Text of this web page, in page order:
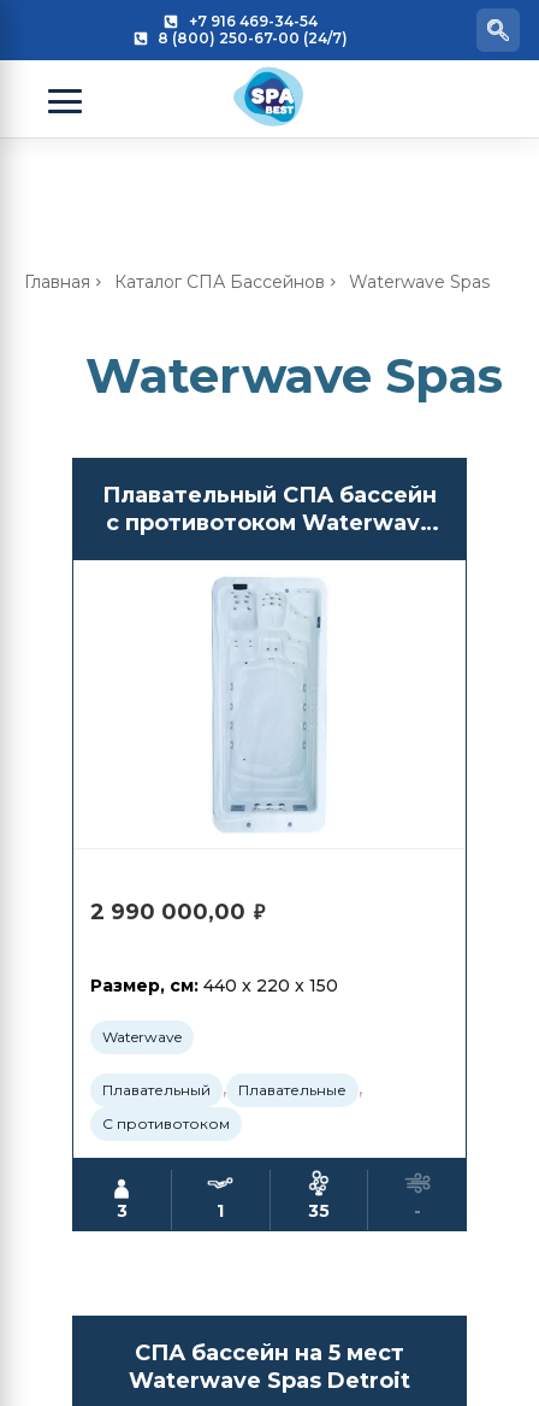
+7 916 469-34-54
8 (800) 250-67-00 (24/7)
Главная Каталог СПА Бассейнов Waterwave Spas
Waterwave Spas
Плавательный СПА бассейн
с противотоком Waterwave
2 990 000,00 ₽
Размер, см: 440 x 220 x 150
Waterwave
Плавательный , Плавательные ,
С противотоком
3 1 35 -
СПА бассейн на 5 мест
Waterwave Spas Detroit